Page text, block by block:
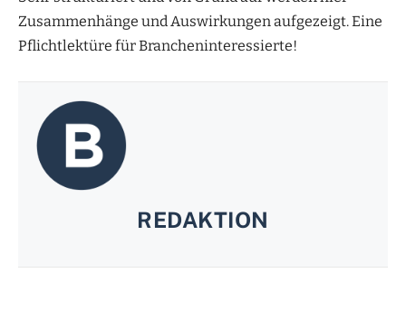
Zusammenhänge und Auswirkungen aufgezeigt. Eine
Pflichtlektüre für Brancheninteressierte!
REDAKTION